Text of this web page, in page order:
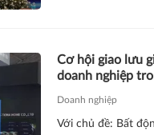
Cơ hội giao lưu
doanh nghiệp
Doanh nghiệp
Với chủ đề: Bất